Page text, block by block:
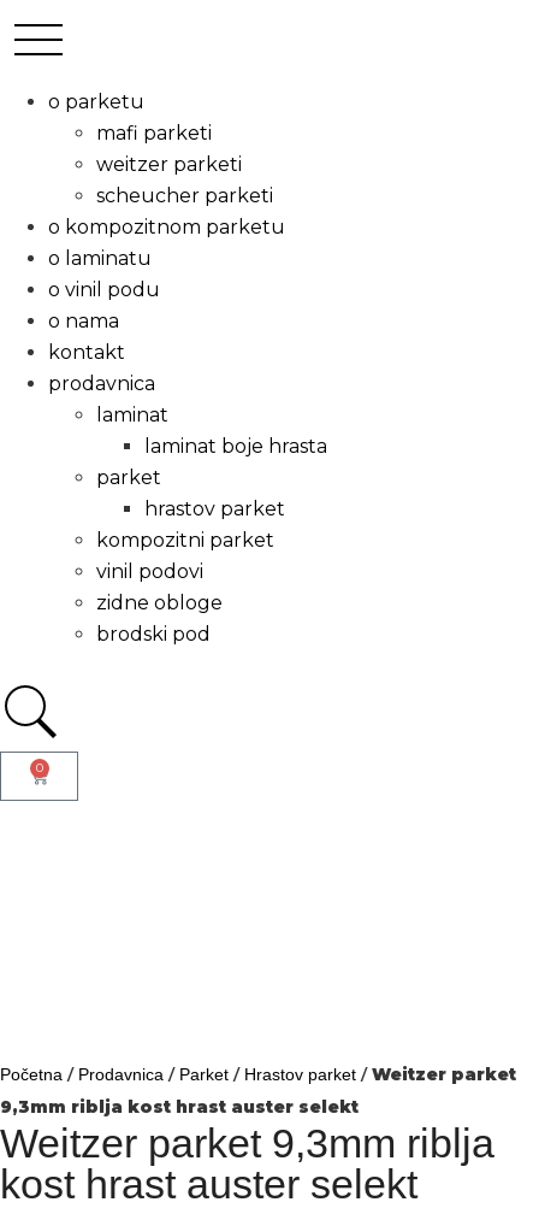
o parketu
mafi parketi
weitzer parketi
scheucher parketi
o kompozitnom parketu
o laminatu
o vinil podu
o nama
kontakt
prodavnica
laminat
laminat boje hrasta
parket
hrastov parket
kompozitni parket
vinil podovi
zidne obloge
brodski pod
0
Početna / Prodavnica / Parket / Hrastov parket /Weitzer parket
9,3mm riblja kost hrast auster selekt
Weitzer parket 9,3mm riblja
kost hrast auster selekt